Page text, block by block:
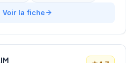
Voir la fiche